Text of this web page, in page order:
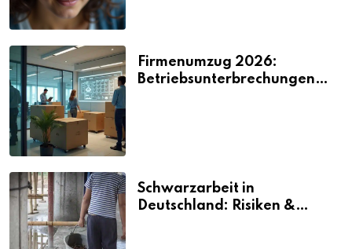
Firmenumzug 2026:
Betriebsunterbrechungen
Schwarzarbeit in
Deutschland: Risiken &